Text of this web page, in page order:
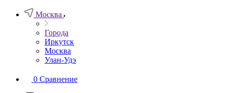
Москва
Города
Иркутск
Москва
Улан-Удэ
0 Сравнение